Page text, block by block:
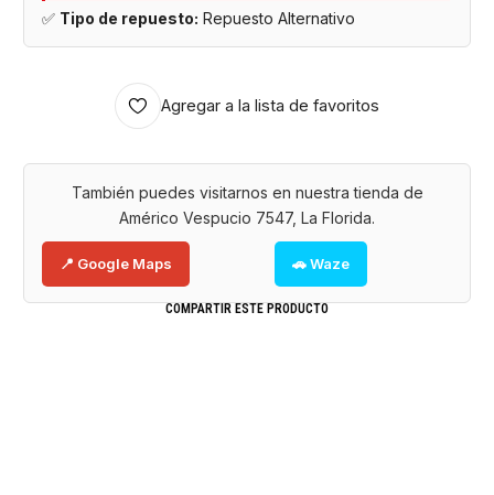
✅ Tipo de repuesto: Repuesto Alternativo
Agregar a la lista de favoritos
También puedes visitarnos en nuestra tienda de
Américo Vespucio 7547, La Florida.
📍 Google Maps 🚗 Waze
COMPARTIR ESTE PRODUCTO